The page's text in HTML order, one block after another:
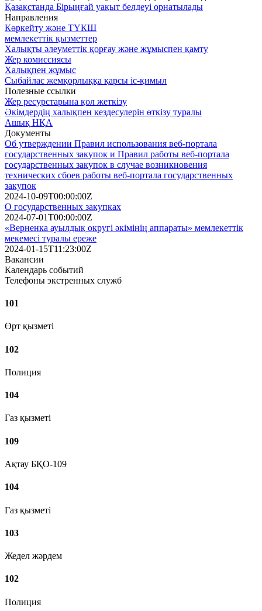
Қазақстанда Бірыңғай уақыт белдеуі орнатылады️
Направления
Көркейту және ТҮКШ
мемлекеттік қызметтер
Халықты әлеуметтік қорғау және жұмыспен қамту
Жер комиссиясы
Халықпен жұмыс
Сыбайлас жемқорлыққа қарсы іс-қимыл
Полезные ссылки
Жер ресурстарына қол жеткізу
Әкімдердің халықпен кездесулерін өткізу туралы
Ашық НҚА
Документы
Об утверждении Правил использования веб-портала
государственных закупок и Правил работы веб-портала
государственных закупок в случае возникновения
технических сбоев работы веб-портала государственных
закупок
2024-10-09T00:00:00Z
О государственных закупках
2024-07-01T00:00:00Z
«Верненка ауылдық округі әкімінің аппараты» мемлекеттік
мекемесі туралы ереже
2024-01-15T11:23:00Z
Вакансии
Календарь событий
Телефоны экстренных служб
101
Өрт қызметі
102
Полиция
104
Газ қызметі
109
Ақтау БҚО-109
104
Газ қызметі
103
Жедел жәрдем
102
Полиция